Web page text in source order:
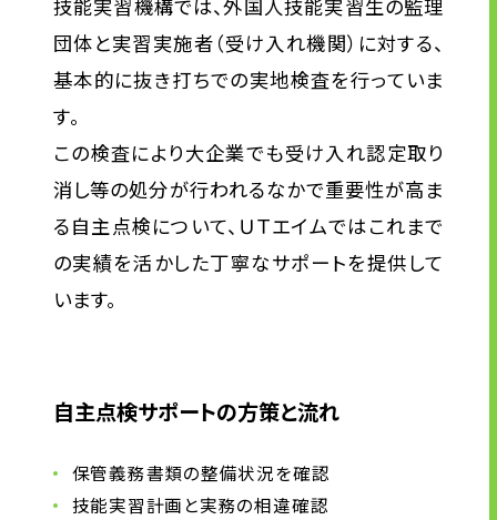
技能実習機構では、外国人技能実習生の監理
団体と実習実施者（受け入れ機関）に対する、
基本的に抜き打ちでの実地検査を行っていま
す。
この検査により大企業でも受け入れ認定取り
消し等の処分が行われるなかで重要性が高ま
る自主点検について、ＵＴエイムではこれまで
の実績を活かした丁寧なサポートを提供して
います。
自主点検サポートの方策と流れ
保管義務書類の整備状況を確認
技能実習計画と実務の相違確認